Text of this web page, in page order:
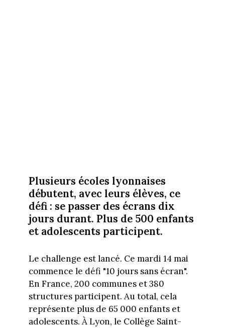
Plusieurs écoles lyonnaises
débutent, avec leurs élèves, ce
défi : se passer des écrans dix
jours durant. Plus de 500 enfants
et adolescents participent.
Le challenge est lancé. Ce mardi 14 mai
commence le défi "10 jours sans écran".
En France, 200 communes et 380
structures participent. Au total, cela
représente plus de 65 000 enfants et
adolescents. À Lyon, le Collège Saint-